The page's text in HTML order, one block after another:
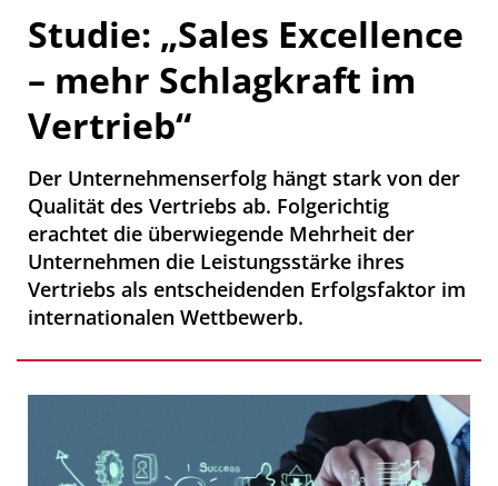
Studie: „Sales Excellence
– mehr Schlagkraft im
Vertrieb“
Der Unternehmenserfolg hängt stark von der
Qualität des Vertriebs ab. Folgerichtig
erachtet die überwiegende Mehrheit der
Unternehmen die Leistungsstärke ihres
Vertriebs als entscheidenden Erfolgsfaktor im
internationalen Wettbewerb.